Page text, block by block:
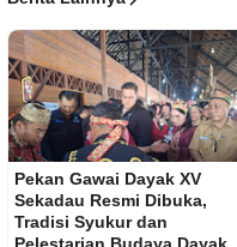
Pekan Gawai Dayak XV
Sekadau Resmi Dibuka,
Tradisi Syukur dan